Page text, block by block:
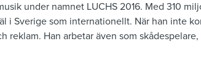
under namnet LUCHS 2016. Med 310
i Sverige som internationellt. När han inte
reklam. Han arbetar även som skådespelare,